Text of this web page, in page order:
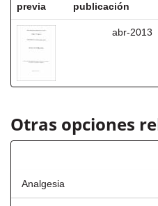
previa
publicación
abr-2013
Otras opciones
Analgesia